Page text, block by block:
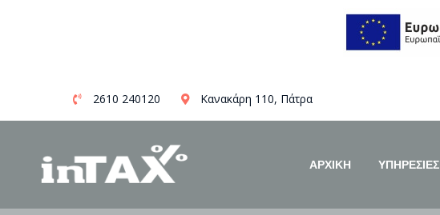
content
2610 240120 Κανακάρη 110, Πάτρα
ΑΡΧΙΚΗ ΥΠΗΡΕΣΙΕΣ